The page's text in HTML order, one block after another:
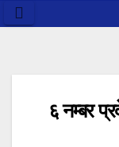
६ नम्बर